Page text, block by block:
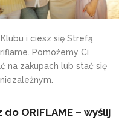
Klubu i ciesz się Strefą
Pomożemy Ci
na zakupach lub stać się
do ORIFLAME – wyślij